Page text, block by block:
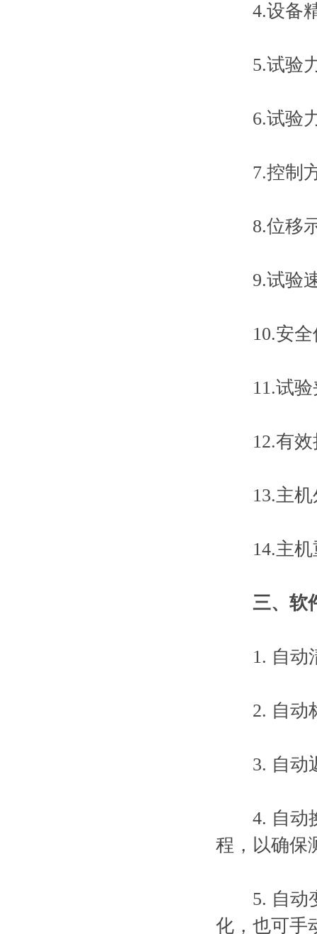
4.设备精
5.试验力
6.试验力
7.控制方
8.位移示
9.试验速
10.安全保
11.试验
12.有效
13.主机外
14.主机
三、 软
1. 自动清
2. 自动标
3. 自动返
4. 自动换
程，以确保
5. 自动变
化，也可手